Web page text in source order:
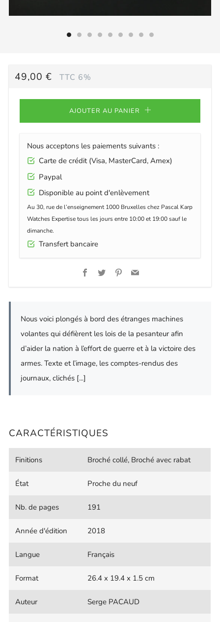
PRIX
49,00 € TTC 6%
AJOUTER AU PANIER
Nous acceptons les paiements suivants :
Carte de crédit (Visa, MasterCard, Amex)
Paypal
Disponible au point d'enlèvement
Au 30, rue de l’enseignement 1000 Bruxelles chez Pascal Karp
Watches Expertise tous les jours entre 10:00 et 19:00 sauf le
dimanche.
Transfert bancaire
Facebook
TwitterPinterest
Email
Nous voici plongés à bord des étranges machines
volantes qui défièrent les lois de la pesanteur afin
d’aider la nation à l’effort de guerre et à la victoire des
armes. Texte et l’image, les comptes-rendus des
journaux, clichés [...]
CARACTÉRISTIQUES
Finitions Broché collé, Broché avec rabat
État Proche du neuf
Nb. de pages 191
Année d'édition 2018
Langue Français
Format 26.4 x 19.4 x 1.5 cm
Auteur Serge PACAUD